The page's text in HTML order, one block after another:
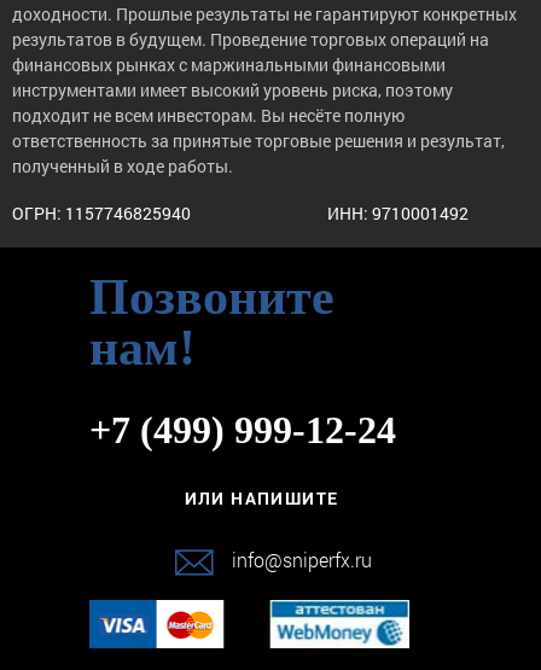
доходности. Прошлые результаты не гарантируют конкретных
результатов в будущем. Проведение торговых операций на
финансовых рынках с маржинальными финансовыми
инструментами имеет высокий уровень риска, поэтому
подходит не всем инвесторам. Вы несёте полную
ответственность за принятые торговые решения и результат,
полученный в ходе работы.
ОГРН: 1157746825940 ИНН: 9710001492
Позвоните
нам!
+7 (499) 999-12-24
ИЛИ НАПИШИТЕ
info@sniperfx.ru